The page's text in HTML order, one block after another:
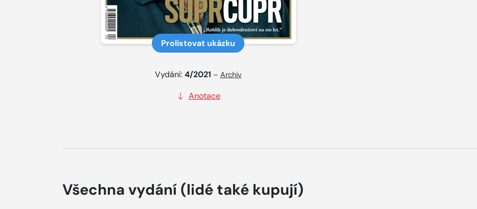
Prolistovat ukázku
Vydání:4/2021 – Archiv
Anotace
Všechna vydání (lidé také kupují)